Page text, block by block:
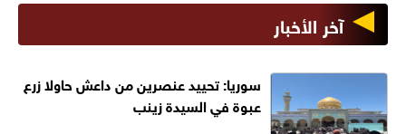
آخر الأخبار
سوريا: تحييد عنصرين من داعش حاولا زرع
عبوة في السيدة زينب